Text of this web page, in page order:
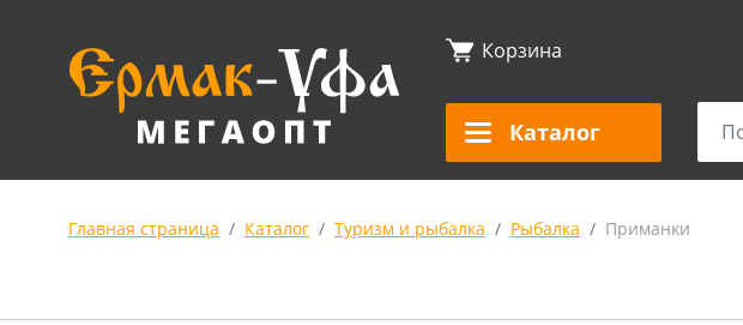
Корзина
Каталог
Главная страница Каталог Туризм и рыбалка Рыбалка Приманки